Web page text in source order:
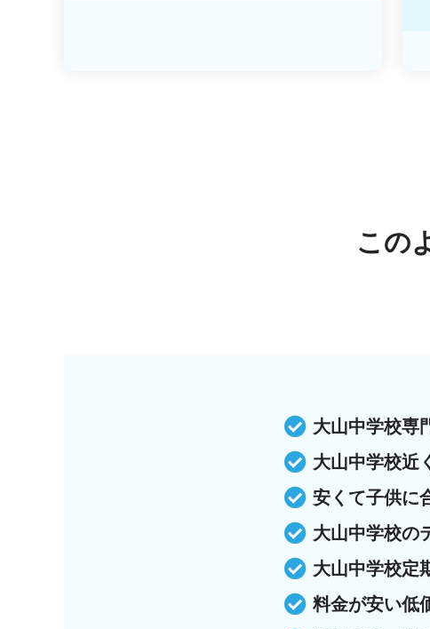
この
大山中学校専
大山中学校近
安くて子供に
大山中学校の
大山中学校定
料金が安い低